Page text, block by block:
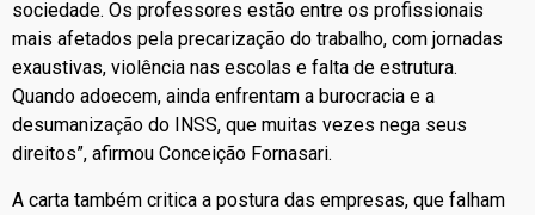
sociedade. Os professores estão entre os profissionais
mais afetados pela precarização do trabalho, com jornadas
exaustivas, violência nas escolas e falta de estrutura.
Quando adoecem, ainda enfrentam a burocracia e a
desumanização do INSS, que muitas vezes nega seus
direitos”, afirmou Conceição Fornasari.
A carta também critica a postura das empresas, que falham